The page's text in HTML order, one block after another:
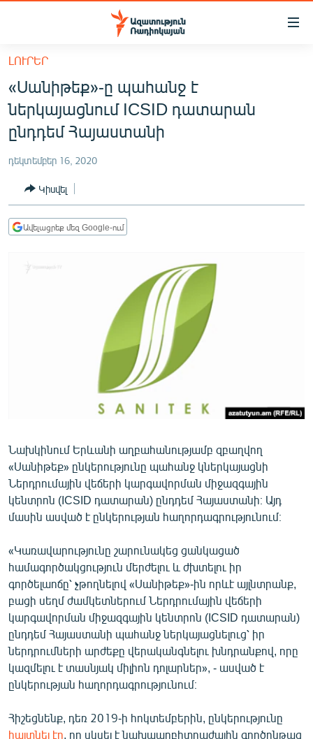
Մատչելիության
հիմնական
բովանդակությանը
Անցնել
հիմնական
մենյուին
ՀԱՅԱՍՏԱՆ
ՔԱՂԱՔԱԿԱՆ
ՀԱՍԱՐԱԿՈՒԹՅՈՒՆ
ՏՆՏԵՍՈՒԹՅՈՒՆ
ՊԱՏԵՐԱԶՄԻ 6 ՇԱԲԱԹՆԵՐԸ
ՄԵԿՆԱԲԱՆՈՒԹՅՈՒՆ
ԿՈՐՈՆԱՎԻՐՈՒՍ
ԱՐԽԻՎ
ՏԵՍԱՆՅՈՒԹԵՐ
ԲԱՆԱՎԵՃ
ՁԳՏԵԼՈՎ ԼԱՎԱԳՈՒՅՆԻՆ
ՓՈԴՔԱՍԹ
Հայերեն
English
Русский
ԼՈՒՐԵՐ
«Սանիթեք»-ը պահանջ է
ներկայացնում ICSID դատարան
ընդդեմ Հայաստանի
դեկտեմբեր 16, 2020
Կիսվել
Ավելացրեք մեզ Google-ում
Նախկինում Երևանի աղբահանությամբ զբաղվող
«Սանիթեք» ընկերությունը պահանջ կներկայացնի
Ներդրումային վեճերի կարգավորման միջազգային
կենտրոն (ICSID դատարան) ընդդեմ Հայաստանի։ Այդ
մասին ասված է ընկերության հաղորդագրությունում։
«Կառավարությունը շարունակեց ցանկացած
համագործակցություն մերժելու և ժխտելու իր
գործելաոճը՝ չթողնելով «Սանիթեք»-ին որևէ այլնտրանք,
բացի սեղմ ժամկետներում Ներդրումային վեճերի
կարգավորման միջազգային կենտրոն (ICSID դատարան)
ընդդեմ Հայաստանի պահանջ ներկայացնելուց՝ իր
ներդրումների արժեքը վերականգնելու խնդրանքով, որը
կազմելու է տասնյակ միլիոն դոլարներ», - ասված է
ընկերության հաղորդագրությունում։
Հիշեցնենք, դեռ 2019-ի հոկտեմբերին, ընկերությունը
հայտնել էր , որ սկսել է նախաարբիտրաժային գործընթաց